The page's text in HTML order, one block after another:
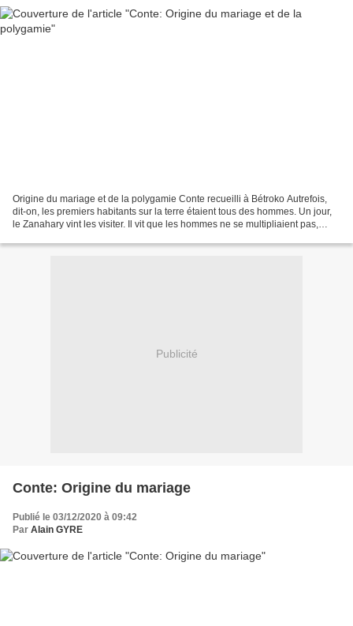
Origine du mariage et de la polygamie Conte recueilli à Bétroko Autrefois,
dit-on, les premiers habitants sur la terre étaient tous des hommes. Un jour,
le Zanahary vint les visiter. Il vit que les hommes ne se multipliaient pas,
Publicité
Conte: Origine du mariage
Publié le 03/12/2020 à 09:42
Par Alain GYRE